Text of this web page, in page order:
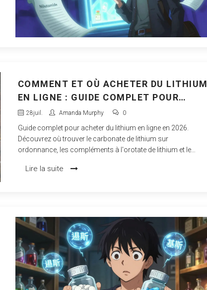
COMMENT ET OÙ ACHETER DU LITHIUM
EN LIGNE : GUIDE COMPLET POUR
MÉDICAMENTS, COMPLÉMENTS ET
MÉTAL
28juil. Amanda Murphy 0
Guide complet pour acheter du lithium en ligne en 2026.
Découvrez où trouver le carbonate de lithium sur
ordonnance, les compléments à l'orotate de lithium et le
Lire la suite